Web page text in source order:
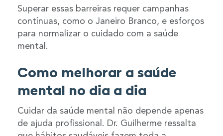
Superar essas barreiras requer campanhas
contínuas, como o Janeiro Branco, e esforços
para normalizar o cuidado com a saúde
mental.
Como melhorar a saúde
mental no dia a dia
Cuidar da saúde mental não depende apenas
de ajuda profissional. Dr. Guilherme ressalta